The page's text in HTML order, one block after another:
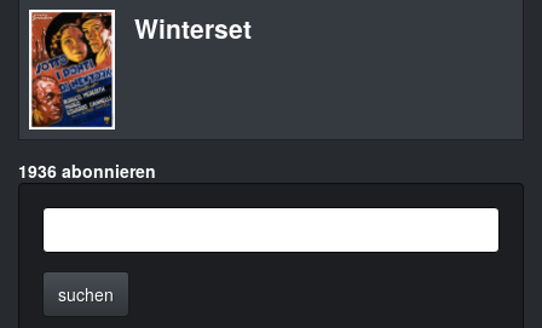
Winterset
1936 abonnieren
suchen